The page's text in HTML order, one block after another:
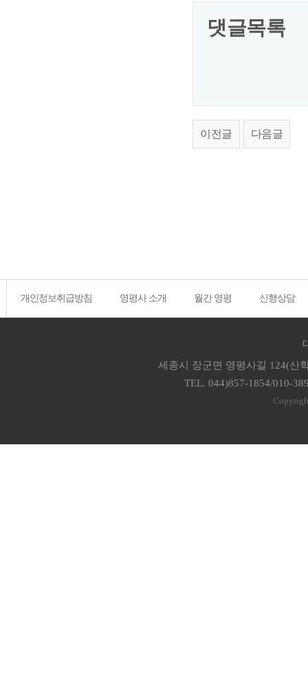
댓글목록
이전글 다음글
개인정보취급방침 영평사 소개 월간 영평 신행상담
세종시 장군면 영평사길 124(산
TEL. 044)857-1854/010-